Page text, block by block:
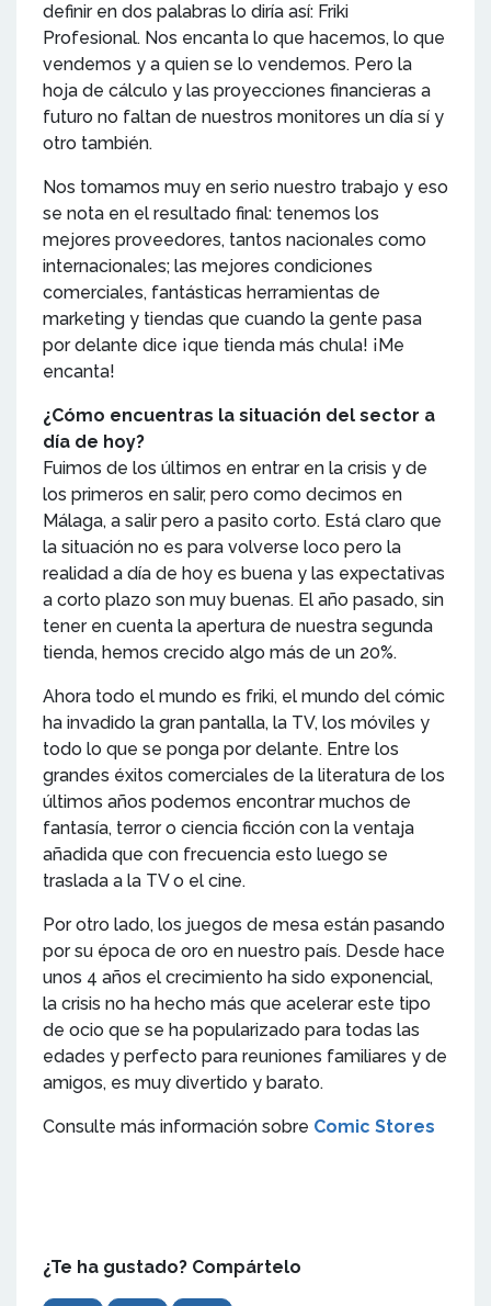
definir en dos palabras lo diría así: Friki
Profesional. Nos encanta lo que hacemos, lo que
vendemos y a quien se lo vendemos. Pero la
hoja de cálculo y las proyecciones financieras a
futuro no faltan de nuestros monitores un día sí y
otro también.
Nos tomamos muy en serio nuestro trabajo y eso
se nota en el resultado final: tenemos los
mejores proveedores, tantos nacionales como
internacionales; las mejores condiciones
comerciales, fantásticas herramientas de
marketing y tiendas que cuando la gente pasa
por delante dice ¡que tienda más chula! ¡Me
encanta!
¿Cómo encuentras la situación del sector a
día de hoy?
Fuimos de los últimos en entrar en la crisis y de
los primeros en salir, pero como decimos en
Málaga, a salir pero a pasito corto. Está claro que
la situación no es para volverse loco pero la
realidad a día de hoy es buena y las expectativas
a corto plazo son muy buenas. El año pasado, sin
tener en cuenta la apertura de nuestra segunda
tienda, hemos crecido algo más de un 20%.
Ahora todo el mundo es friki, el mundo del cómic
ha invadido la gran pantalla, la TV, los móviles y
todo lo que se ponga por delante. Entre los
grandes éxitos comerciales de la literatura de los
últimos años podemos encontrar muchos de
fantasía, terror o ciencia ficción con la ventaja
añadida que con frecuencia esto luego se
traslada a la TV o el cine.
Por otro lado, los juegos de mesa están pasando
por su época de oro en nuestro país. Desde hace
unos 4 años el crecimiento ha sido exponencial,
la crisis no ha hecho más que acelerar este tipo
de ocio que se ha popularizado para todas las
edades y perfecto para reuniones familiares y de
amigos, es muy divertido y barato.
Consulte más información sobre Comic Stores
¿Te ha gustado? Compártelo